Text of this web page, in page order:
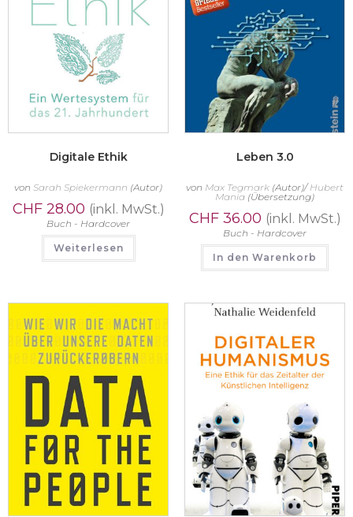
Digitale Ethik
von Sarah Spiekermann (Autor)
CHF28.00 (inkl. MwSt.)
Buch - Hardcover
Weiterlesen
Leben 3.0
von Max Tegmark (Autor)/Hubert
Mania (Übersetzung)
CHF36.00 (inkl. MwSt.)
Buch - Hardcover
In den Warenkorb